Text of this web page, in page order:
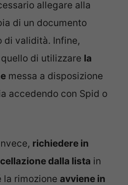
allegare alla
di un documento
di validità. Infine,
di utilizzare la
messa a disposizione
accedendo con Spid o
richiedere in
dalla lista in
la rimozione avviene in